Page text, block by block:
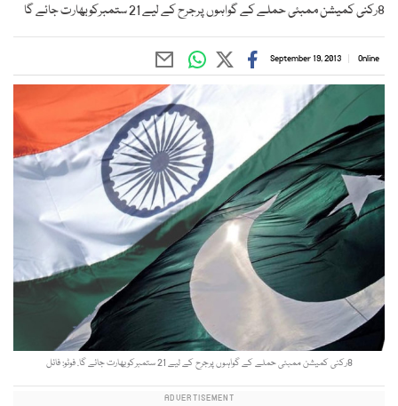
8رکنی کمیشن ممبئی حملے کے گواہوں پرجرح کے لیے 21 ستمبرکوبھارت جائے گا
Online
September 19, 2013
8رکنی کمیشن ممبئی حملے کے گواہوں پرجرح کے لیے 21 ستمبرکوبھارت جائے گا. فوٹو: فائل